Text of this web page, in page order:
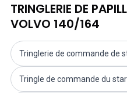
Pièces Volvo PV/Duett
Système de freinage Volvo PV/
Volvo PV/Duett Équipement
Volvo PV/Duett Suspension
Volvo PV/Duett Pièces
TRINGLERIE DE
VOLVO 140/164
Tringlerie de commande de
Tringle de commande du